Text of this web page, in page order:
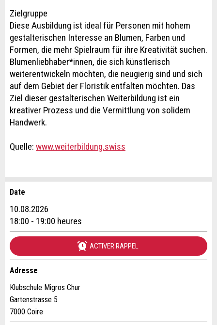
Zielgruppe
Diese Ausbildung ist ideal für Personen mit hohem
gestalterischen Interesse an Blumen, Farben und
Formen, die mehr Spielraum für ihre Kreativität suchen.
Blumenliebhaber*innen, die sich künstlerisch
weiterentwickeln möchten, die neugierig sind und sich
auf dem Gebiet der Floristik entfalten möchten. Das
Ziel dieser gestalterischen Weiterbildung ist ein
kreativer Prozess und die Vermittlung von solidem
Handwerk.
Quelle: www.weiterbildung.swiss
Annonces répréhensibles
Vos commentaires sont grandement appréciés!
Commentaires généraux
Cette annonce n'est plus valable
Recommander l'annonce
Recommandez cette annonce à des amis.
Réservation
Date de l'événement *:
Prénom / Nom *:
Date
10.08.2026
18:00 - 19:00 heures
ACTIVER RAPPEL
Adresse
Klubschule Migros Chur
Gartenstrasse 5
7000 Coire